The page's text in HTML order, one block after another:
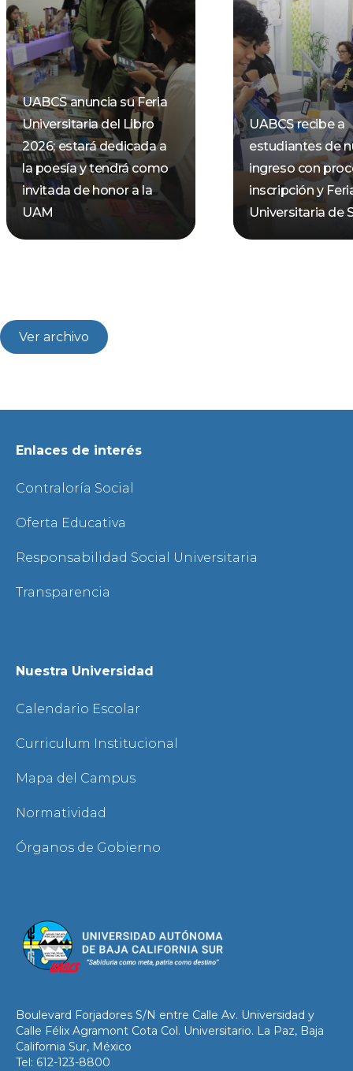
UABCS anuncia su Feria
Universitaria del Libro
2026; estará dedicada a
la poesía y tendrá como
invitada de honor a la
UAM
UABCS recibe a
estudiantes de
ingreso con
inscripción y
Universitaria de
Ver archivo
Enlaces de interés
Contraloría Social
Oferta Educativa
Responsabilidad Social Universitaria
Transparencia
Nuestra Universidad
Calendario Escolar
Curriculum Institucional
Mapa del Campus
Normatividad
Órganos de Gobierno
Boulevard Forjadores S/N entre Calle Av. Universidad y
Calle Félix Agramont Cota Col. Universitario. La Paz, Baja
California Sur, México
Tel: 612-123-8800